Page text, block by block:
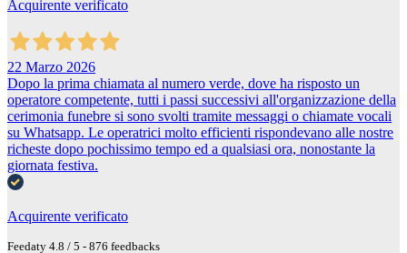
Acquirente verificato
22 Marzo 2026
Dopo la prima chiamata al numero verde, dove ha risposto un
operatore competente, tutti i passi successivi all'organizzazione della
cerimonia funebre si sono svolti tramite messaggi o chiamate vocali
su Whatsapp. Le operatrici molto efficienti rispondevano alle nostre
richeste dopo pochissimo tempo ed a qualsiasi ora, nonostante la
giornata festiva.
Acquirente verificato
Feedaty 4.8 / 5 - 876 feedbacks